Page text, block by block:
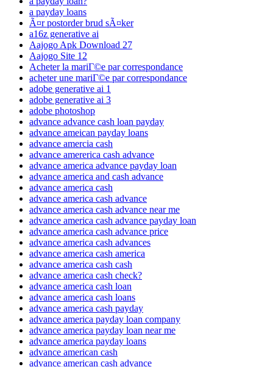
a payday loans
Ã¤r postorder brud sÃ¤ker
a16z generative ai
Aajogo Apk Download 27
Aajogo Site 12
Acheter la mariГ©e par correspondance
acheter une mariГ©e par correspondance
adobe generative ai 1
adobe generative ai 3
adobe photoshop
advance advance cash loan payday
advance ameican payday loans
advance amercia cash
advance amererica cash advance
advance america advance payday loan
advance america and cash advance
advance america cash
advance america cash advance
advance america cash advance near me
advance america cash advance payday loan
advance america cash advance price
advance america cash advances
advance america cash america
advance america cash cash
advance america cash check?
advance america cash loan
advance america cash loans
advance america cash payday
advance america payday loan company
advance america payday loan near me
advance america payday loans
advance american cash
advance american cash advance